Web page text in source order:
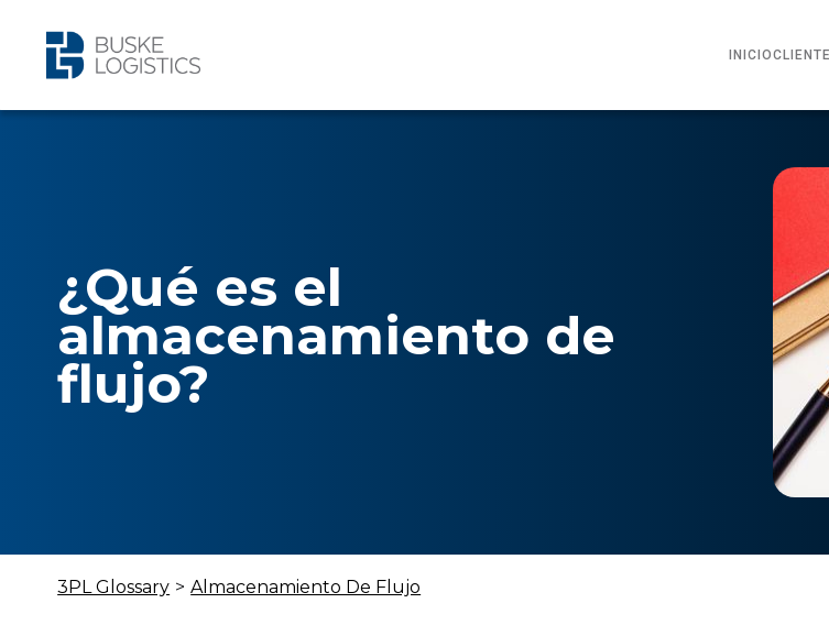
INICIO
¿Qué es el
almacenamiento de
flujo?
3PL Glossary > Almacenamiento De Flujo